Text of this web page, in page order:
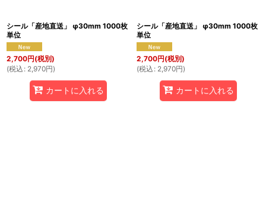
シール「産地直送」 φ30mm 1000枚
単位
2,700円(税別)
(税込 : 2,970円)
カートに入れる
シール「産地直送」 φ30mm 1000枚
単位
2,700円(税別)
(税込 : 2,970円)
カートに入れる